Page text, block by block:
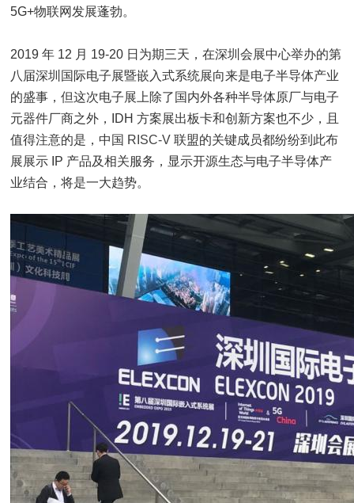
5G+物联网发展蓬勃。
2019 年 12 月 19-20 日为期三天，在深圳会展中心举办的第
八届深圳国际电子展暨嵌入式系统展向来是电子半导体产业
的盛事，但这次电子展上除了国内外各种半导体原厂与电子
元器件厂商之外，IDH 方案展出板卡和创新方案也不少，且
值得注意的是，中国 RISC-V 联盟的关键成员都纷纷到此布
展展示 IP 产品及相关服务，显示开源生态与电子半导体产
业结合，将是一大趋势。